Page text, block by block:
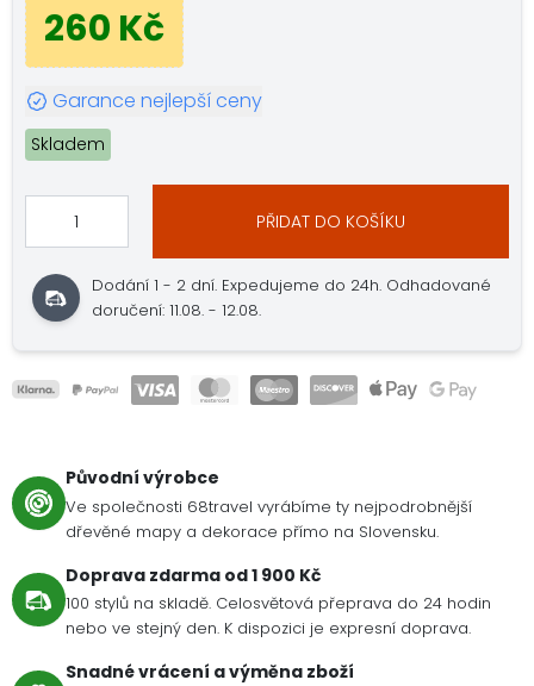
260 Kč
Garance nejlepší ceny
Skladem
PŘIDAT DO KOŠÍKU
Dodání 1 - 2 dní. Expedujeme do 24h. Odhadované
doručení: 11.08. - 12.08.
Původní výrobce
Ve společnosti 68travel vyrábíme ty nejpodrobnější
dřevěné mapy a dekorace přímo na Slovensku.
Doprava zdarma od 1 900 Kč
100 stylů na skladě. Celosvětová přeprava do 24 hodin
nebo ve stejný den. K dispozici je expresní doprava.
Snadné vrácení a výměna zboží